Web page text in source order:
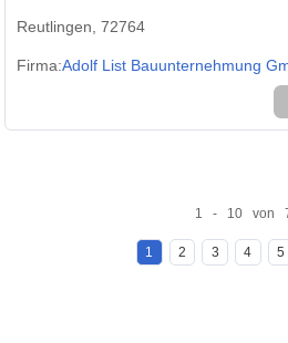
Reutlingen, 72764
Firma:Adolf List Bauunternehmung
1 - 10 von
1 2 3 4 5